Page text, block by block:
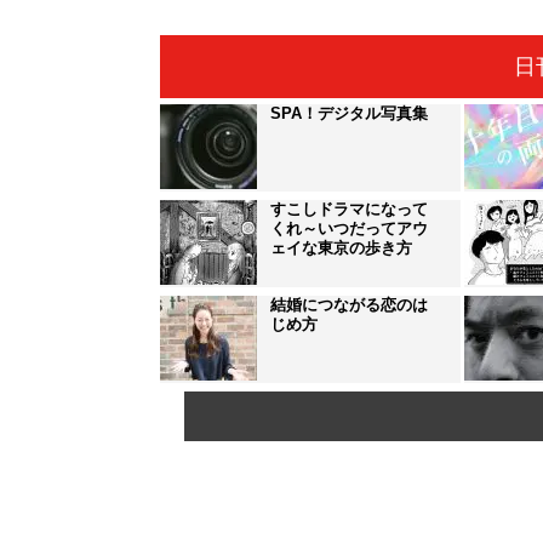
SPA！デジタル写真集
すこしドラマになって
くれ～いつだってアウ
ェイな東京の歩き方
結婚につながる恋のは
じめ方